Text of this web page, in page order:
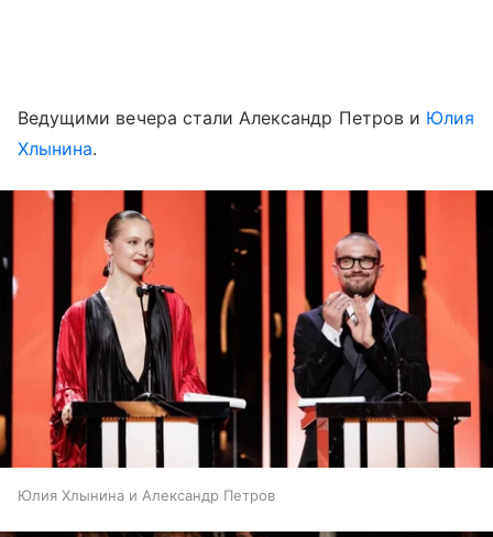
Ведущими вечера стали Александр Петров и Юлия
Хлынина.
Юлия Хлынина и Александр Петров